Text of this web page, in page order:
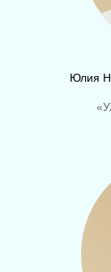
Юлия